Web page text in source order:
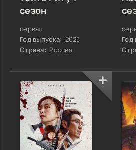
сезон
сериал
Год выпуска: 2023
Страна: Россия
Год